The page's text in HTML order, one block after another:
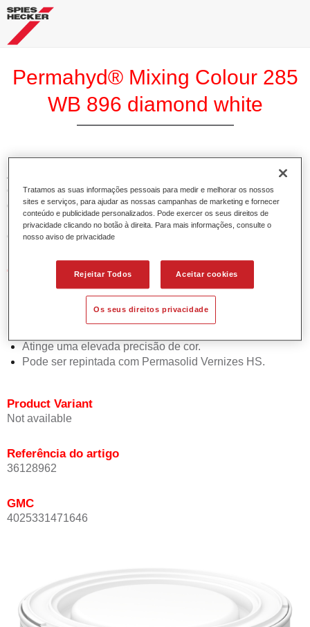
Permahyd® Mixing Colour 285
WB 896 diamond white
A Base Permahyd 285 Perlado é adequada para utilização
com Permahyd Base Bicamada Nacarada 285, um sistema
de base bicamada aquosa de alta qualidade. Está baseada
numa tecnologia especial de dispersão de poliuretano para
cores sólidas e de efeitos.
Características do produto
Permite uma aplicação simples e rápida numa operação
de 1.5 demãos.
Oferece boa estabilidade vertical.
Atinge uma elevada precisão de cor.
Pode ser repintada com Permasolid Vernizes HS.
Product Variant
Not available
Referência do artigo
36128962
GMC
4025331471646
Tratamos as suas informações pessoais para medir e melhorar os nossos
sites e serviços, para ajudar as nossas campanhas de marketing e fornecer
conteúdo e publicidade personalizados. Pode exercer os seus direitos de
privacidade clicando no botão à direita. Para mais informações, consulte o
nosso aviso de privacidade
Rejeitar Todos Aceitar cookies
Os seus direitos privacidade